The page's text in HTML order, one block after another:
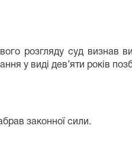
розгляду суд визнав
у виді дев’яти років
законної сили.